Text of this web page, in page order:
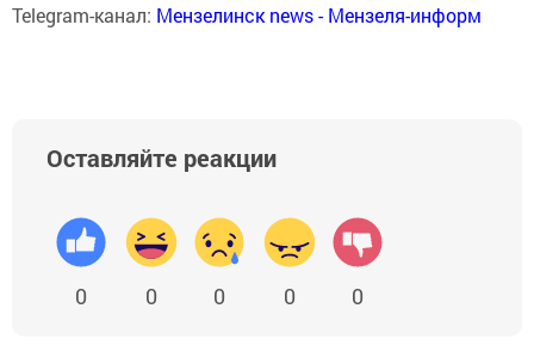
Telegram-канал: Мензелинск news - Мензеля-информ
Оставляйте реакции
0 0 0 0 0